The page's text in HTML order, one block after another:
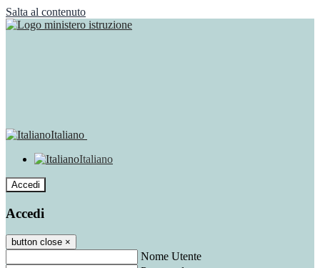
Salta al contenuto
Italiano
Italiano
Accedi
Accedi
button close ×
Nome Utente